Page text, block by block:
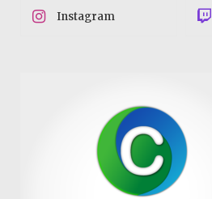
Instagram